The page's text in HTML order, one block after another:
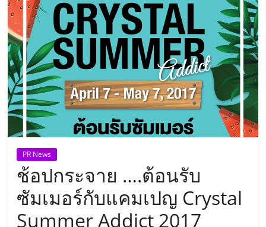
แห่ง
ประเทศไทย,
ThaiSMEsCenter,
รวม
ธุรกิจ
เอ
ส
PR News
ช้อปกระจาย ….ต้อนรับ
ซัมเมอร์กับแคมเปญ Crystal
Summer Addict 2017